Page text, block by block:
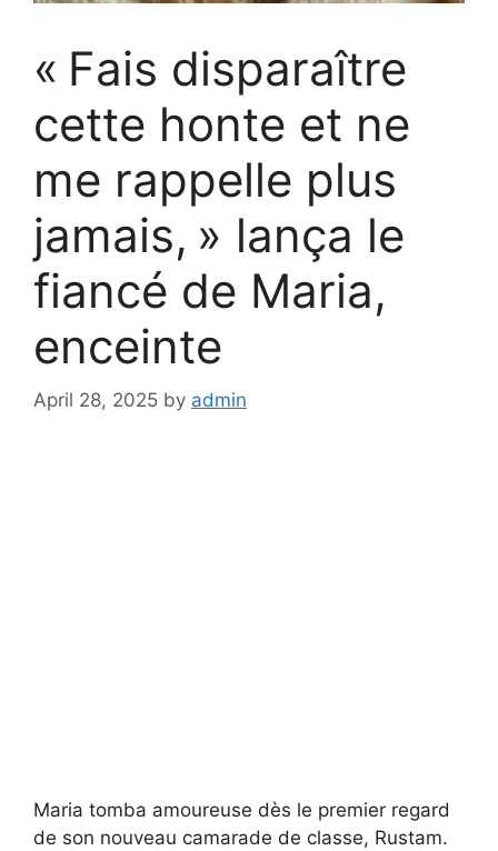
« Fais disparaître
cette honte et ne
me rappelle plus
jamais, » lança le
fiancé de Maria,
enceinte
April 28, 2025 by admin
Maria tomba amoureuse dès le premier regard
de son nouveau camarade de classe, Rustam.